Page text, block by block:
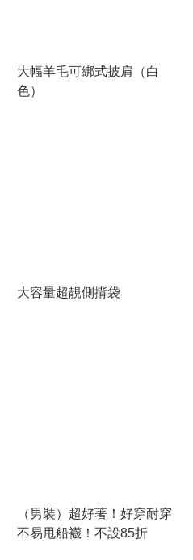
大幅羊毛可綁式披肩（白
色）
大容量超靚側揹袋
（男裝）超好著！好穿耐穿
不易甩船襪！不設85折